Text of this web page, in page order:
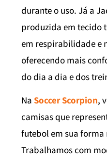
durante o uso. Já a
produzida em tecido
em respirabilidade e
oferecendo mais
do dia a dia e dos
Na Soccer Scorpion,
camisas que
futebol em sua forma
Trabalhamos com